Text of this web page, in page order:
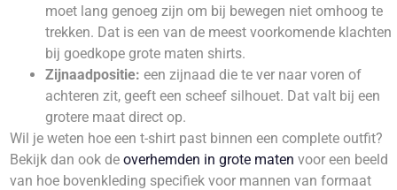
moet lang genoeg zijn om bij bewegen niet omhoog te
trekken. Dat is een van de meest voorkomende klachten
bij goedkope grote maten shirts.
Zijnaadpositie: een zijnaad die te ver naar voren of
achteren zit, geeft een scheef silhouet. Dat valt bij een
grotere maat direct op.
Wil je weten hoe een t-shirt past binnen een complete outfit?
Bekijk dan ook de overhemden in grote maten voor een beeld
van hoe bovenkleding specifiek voor mannen van formaat